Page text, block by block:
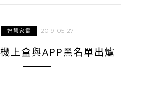
智慧家電 2019-05-27
上盒與APP黑名單出爐